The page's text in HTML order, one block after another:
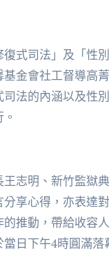
式司法」及「性
金會社工督導高
法的內涵以及性
志明、新竹監獄
享心得，亦表達
推動，帶給收容
日下午4時圓滿落